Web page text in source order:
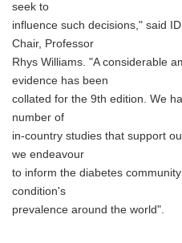
seek to
influence such decisions," said
Chair, Professor
Rhys Williams. "A considerable
evidence has been
collated for the 9th edition. We
number of
in-country studies that support
we endeavour
to inform the diabetes
condition's
prevalence around the world".